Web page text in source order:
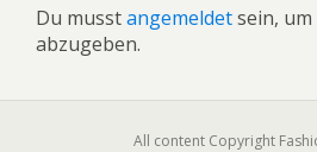
Du musstangemeldetsein,
abzugeben.
All content Copyright